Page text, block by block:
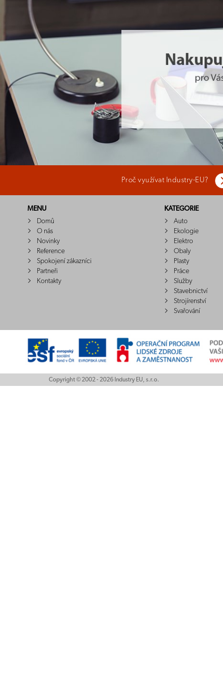
Proč využívat Industry-EU?
MENU
Domů
O nás
Novinky
Reference
Spokojení zákazníci
Partneři
Kontakty
KATEGORIE
Auto
Ekologie
Elektro
Obaly
Plasty
Práce
Služby
Stavebnictví
Strojírenství
Svařování
Copyright © 2002 - 2026 Industry EU, s.r.o.